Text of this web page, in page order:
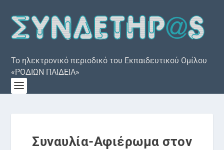
Το ηλεκτρονικό περιοδικό του Εκπαιδευτικού Ομίλου
«ΡΟΔΙΩΝ ΠΑΙΔΕΙΑ»
Συναυλία-Αφιέρωμα στον